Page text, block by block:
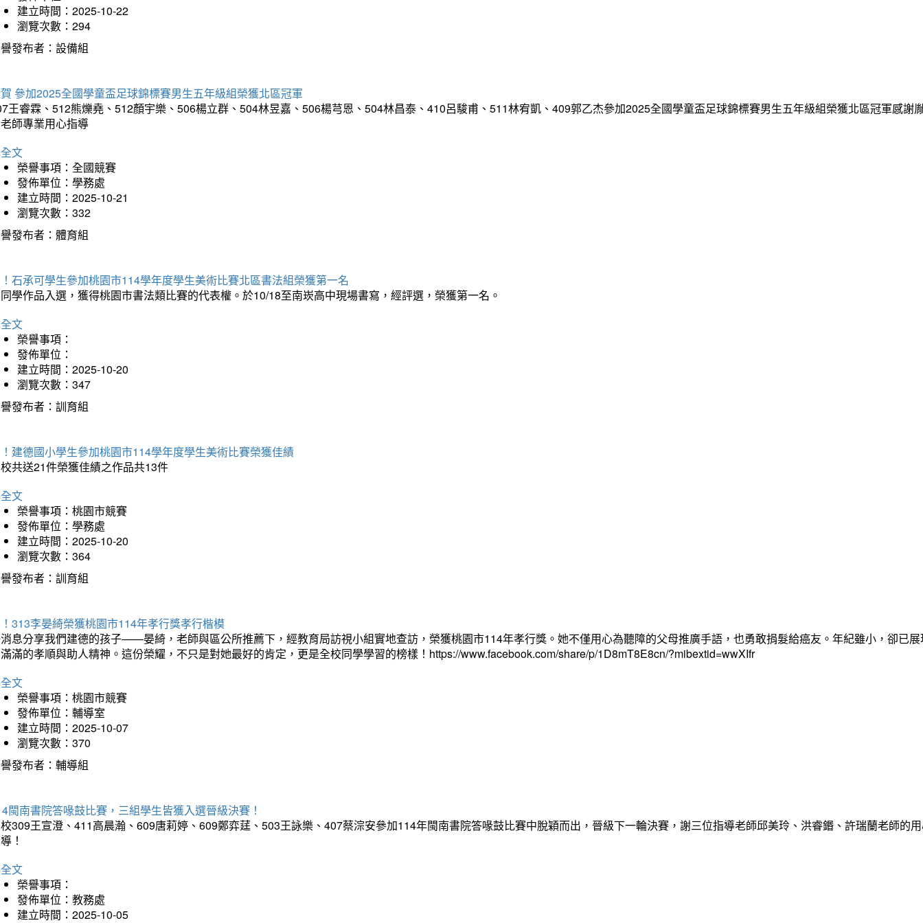
建立時間：2025-10-22
瀏覽次數：294
發布者：設備組
參加2025全國學童盃足球錦標賽男生五年級組榮獲北區冠軍
王睿霖、512熊爍堯、512顏宇樂、506楊立群、504林昱嘉、506楊芎恩、504林昌泰、410呂駿甫、511林宥凱、409郭乙杰參加2025全國學童盃足球錦標賽男生五年級組榮獲北區冠軍感謝
師專業用心指導
文
榮譽事項：全國競賽
發佈單位：學務處
建立時間：2025-10-21
瀏覽次數：332
發布者：體育組
石承可學生參加桃園市114學年度學生美術比賽北區書法組榮獲第一名
學作品入選，獲得桃園市書法類比賽的代表權。於10/18至南崁高中現場書寫，經評選，榮獲第一名。
文
榮譽事項：
發佈單位：
建立時間：2025-10-20
瀏覽次數：347
發布者：訓育組
建德國小學生參加桃園市114學年度學生美術比賽榮獲佳績
共送21件榮獲佳績之作品共13件
文
榮譽事項：桃園市競賽
發佈單位：學務處
建立時間：2025-10-20
瀏覽次數：364
發布者：訓育組
313李晏綺榮獲桃園市114年孝行獎孝行楷模
息分享我們建德的孩子——晏綺，老師與區公所推薦下，經教育局訪視小組實地查訪，榮獲桃園市114年孝行獎。她不僅用心為聽障的父母推廣手語，也勇敢捐髮給癌友。年紀雖小，卻已展
滿的孝順與助人精神。這份榮耀，不只是對她最好的肯定，更是全校同學學習的榜樣！https://www.facebook.com/share/p/1D8mT8E8cn/?mibextid=wwXIfr
文
榮譽事項：桃園市競賽
發佈單位：輔導室
建立時間：2025-10-07
瀏覽次數：370
發布者：輔導組
閩南書院答喙鼓比賽，三組學生皆獲入選晉級決賽！
309王宣澄、411高晨瀚、609唐莉婷、609鄭弈莛、503王詠樂、407蔡淙安參加114年閩南書院答喙鼓比賽中脫穎而出，晉級下一輪決賽，謝三位指導老師邱美玲、洪睿鍲、許瑞蘭老師的
！
文
榮譽事項：
發佈單位：教務處
建立時間：2025-10-05